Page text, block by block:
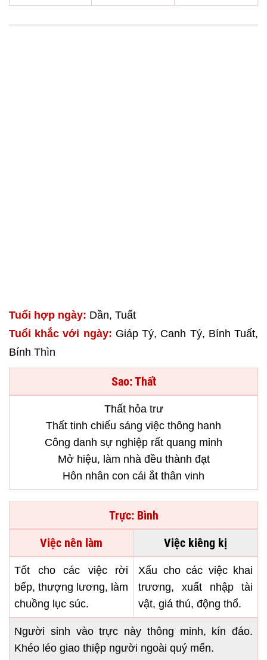
Tuổi hợp ngày: Dần, Tuất
Tuổi khắc với ngày: Giáp Tý, Canh Tý, Bính Tuất,
Bính Thìn
Sao: Thất
Thất hỏa trư
Thất tinh chiếu sáng việc thông hanh
Công danh sự nghiệp rất quang minh
Mở hiệu, làm nhà đều thành đạt
Hôn nhân con cái ắt thân vinh
Trực: Bình
Việc nên làm
Việc kiêng kị
Tốt cho các việc rời
bếp, thượng lương, làm
chuồng lục súc.
Xấu cho các việc khai
trương, xuất nhập tài
vật, giá thú, động thổ.
Người sinh vào trực này thông minh, kín đáo.
Khéo léo giao thiệp người ngoài quý mến.